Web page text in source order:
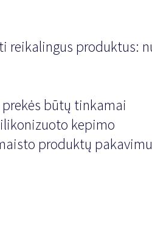
reikalingus produktus:
būtų tinkamai
kepimo
produktų